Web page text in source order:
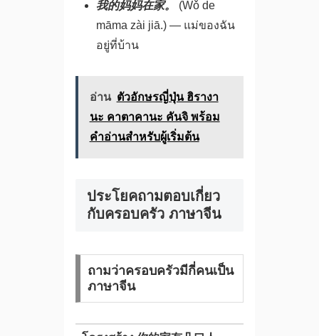
我的妈妈在家。
(Wǒ de
māma zài jiā.) — แม่ของฉัน
อยู่ที่บ้าน
อ่าน ตัวอักษรญี่ปุ่น ฮิรางา
นะ คาตาคานะ คันจิ พร้อม
คำอ่านสำหรับผู้เริ่มต้น
ประโยคถามตอบเกี่ยว
กับครอบครัว ภาษาจีน
ถามว่าครอบครัวมีกี่คนเป็น
ภาษาจีน